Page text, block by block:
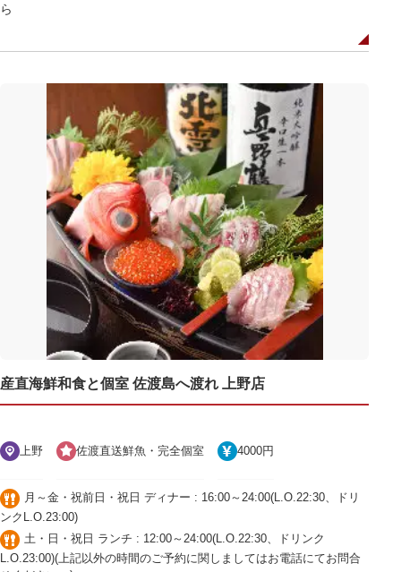
ら
産直海鮮和食と個室 佐渡島へ渡れ 上野店
上野 佐渡直送鮮魚・完全個室 4000円
月～金・祝前日・祝日 ディナー : 16:00～24:00(L.O.22:30、ドリ
ンクL.O.23:00)
土・日・祝日 ランチ : 12:00～24:00(L.O.22:30、ドリンク
L.O.23:00)(上記以外の時間のご予約に関しましてはお電話にてお問合